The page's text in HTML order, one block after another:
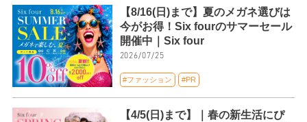
【8/16(日)まで】夏のメガネ選びは
今がお得！Six fourのサマーセール
開催中｜Six four
2026/07/25
#ファッション #PR
【4/5(日)まで】｜春の新生活にぴ